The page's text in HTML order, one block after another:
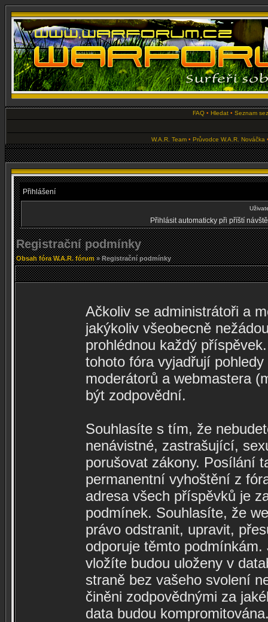
FAQ • Hledat • Seznam
W.A.R. Team• Průvodce W.A.R. Nováčka
Přihlášení
Přihlásit automaticky při příští
Registrační podmínky
Obsah fóra W.A.R. fórum» Registrační podmínky
Ačkoliv se administrátoři a
jakýkoliv všeobecně
prohlédnou každý
tohoto fóra vyjadřují
moderátorů a webmastera
být zodpovědní.
Souhlasíte s tím, že
nenávistné, zastrašující,
porušovat zákony. Posílání
permanentní vyhoštění z
adresa všech příspěvků je
podmínek. Souhlasíte, že
právo odstranit, upravit,
odporuje těmto
vložíte budou uloženy v
straně bez vašeho svolení
činěni zodpovědnými za
data budou